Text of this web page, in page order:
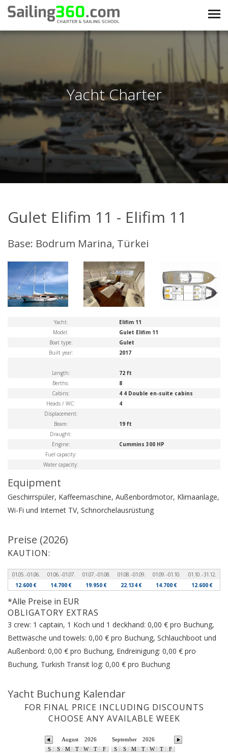
Yacht Charter
Gulet Elifim 11 - Elifim 11
Base: Bodrum Marina, Türkei
Yacht:
Elifim 11
Model:
Gulet Elifim 11
Boat type:
Gulet
Built year:
2017
Length:
72 ft
Berths:
8
Cabins:
4 4 Double en-suite cabins
Heads / WC:
4
Displacement:
Beam:
19 ft
Draught:
Engine:
Cummins 300 HP
Fuel capacity:
Water capacity:
Equipment
Geschirrspüler, Kaffeemaschine, Außenbordmotor, Klimaanlage,
Wi-Fi und Internet TV, Schnorchelausrüstung
Preise (2026)
KAUTION:
01.05. - 01.06. 01.06. - 01.07. 01.07. - 01.08. 01.08. - 01.09. 01.09. - 01.10.
01.10. - 31.12.
12.600 €
14.700 € 19.950 € 22.134 € 14.700 € 12.600 €
*Alle Preise in EUR
OBLIGATORY EXTRAS
3 crew: 1 captain, 1 Koch und 1 deckhand: 0,00 € pro Buchung,
Bettwäsche und towels: 0,00 € pro Buchung, Schlauchboot und
Außenbord: 0,00 € pro Buchung, Endreinigung: 0,00 € pro
Buchung, Turkish Transit log: 0,00 € pro Buchung
Yacht Buchung Kalendar
FOR FINAL PRICE INCLUDING DISCOUNTS
CHOOSE ANY AVAILABLE WEEK
2026
August
S
S M T W T
F
2026
September
S
S M T W T
F